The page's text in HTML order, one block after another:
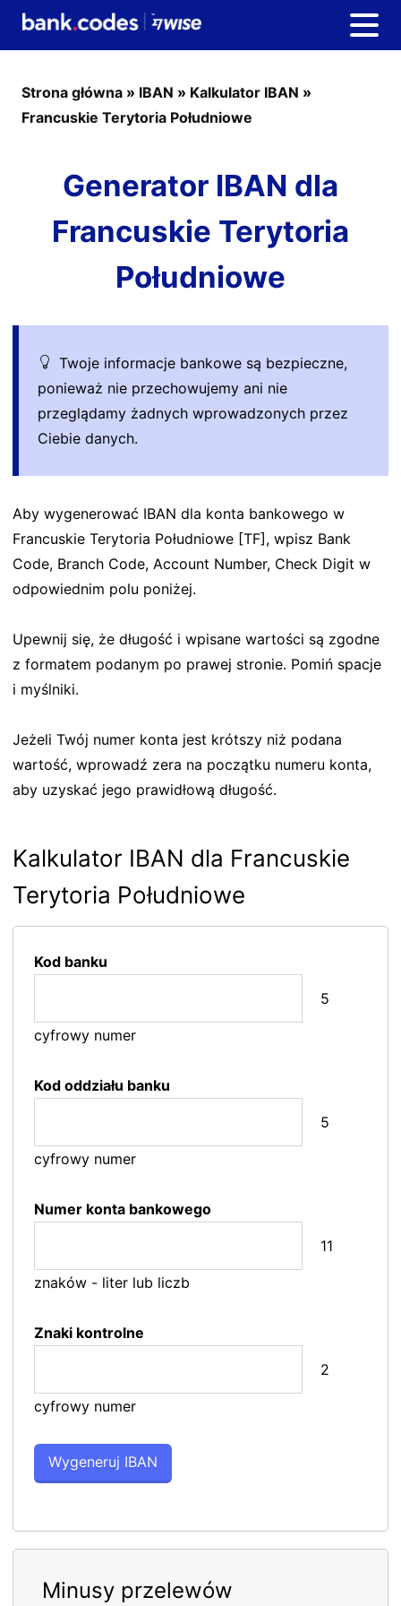
Strona główna » IBAN » Kalkulator IBAN »
Francuskie Terytoria Południowe
Generator IBAN dla
Francuskie Terytoria
Południowe
Twoje informacje bankowe są bezpieczne,
ponieważ nie przechowujemy ani nie
przeglądamy żadnych wprowadzonych przez
Ciebie danych.
Aby wygenerować IBAN dla konta bankowego w
Francuskie Terytoria Południowe [TF], wpisz Bank
Code, Branch Code, Account Number, Check Digit w
odpowiednim polu poniżej.
Upewnij się, że długość i wpisane wartości są zgodne
z formatem podanym po prawej stronie. Pomiń spacje
i myślniki.
Jeżeli Twój numer konta jest krótszy niż podana
wartość, wprowadź zera na początku numeru konta,
aby uzyskać jego prawidłową długość.
Kalkulator IBAN dla Francuskie
Terytoria Południowe
Kod banku
5
cyfrowy numer
Kod oddziału banku
5
cyfrowy numer
Numer konta bankowego
11
znaków - liter lub liczb
Znaki kontrolne
2
cyfrowy numer
Minusy przelewów